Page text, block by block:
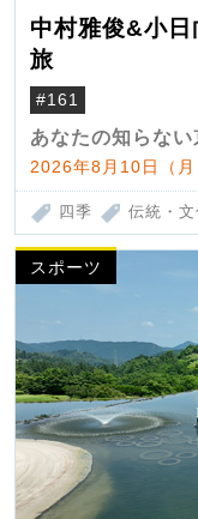
中村雅俊&小
旅
#161
あなたの知らない
2026年8月10日（
四季 伝統・文
スポーツ